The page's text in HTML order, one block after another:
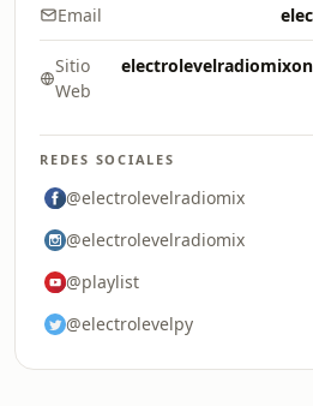
Email
Sitio
Web
REDES SOCIALES
@electrolevelradiomix
@electrolevelradiomix
@playlist
@electrolevelpy